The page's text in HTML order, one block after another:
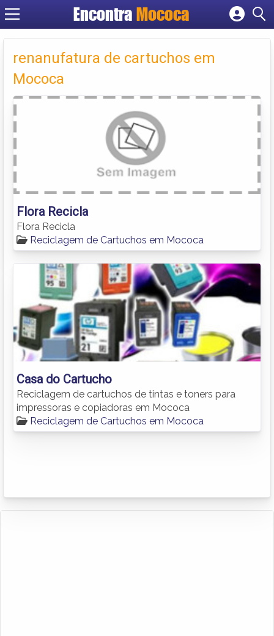
Encontra Mococa
Criar conta
renanufatura de cartuchos em
Mococa
Flora Recicla
Flora Recicla
Reciclagem de Cartuchos em Mococa
Casa do Cartucho
Reciclagem de cartuchos de tintas e toners para
impressoras e copiadoras em Mococa
Reciclagem de Cartuchos em Mococa